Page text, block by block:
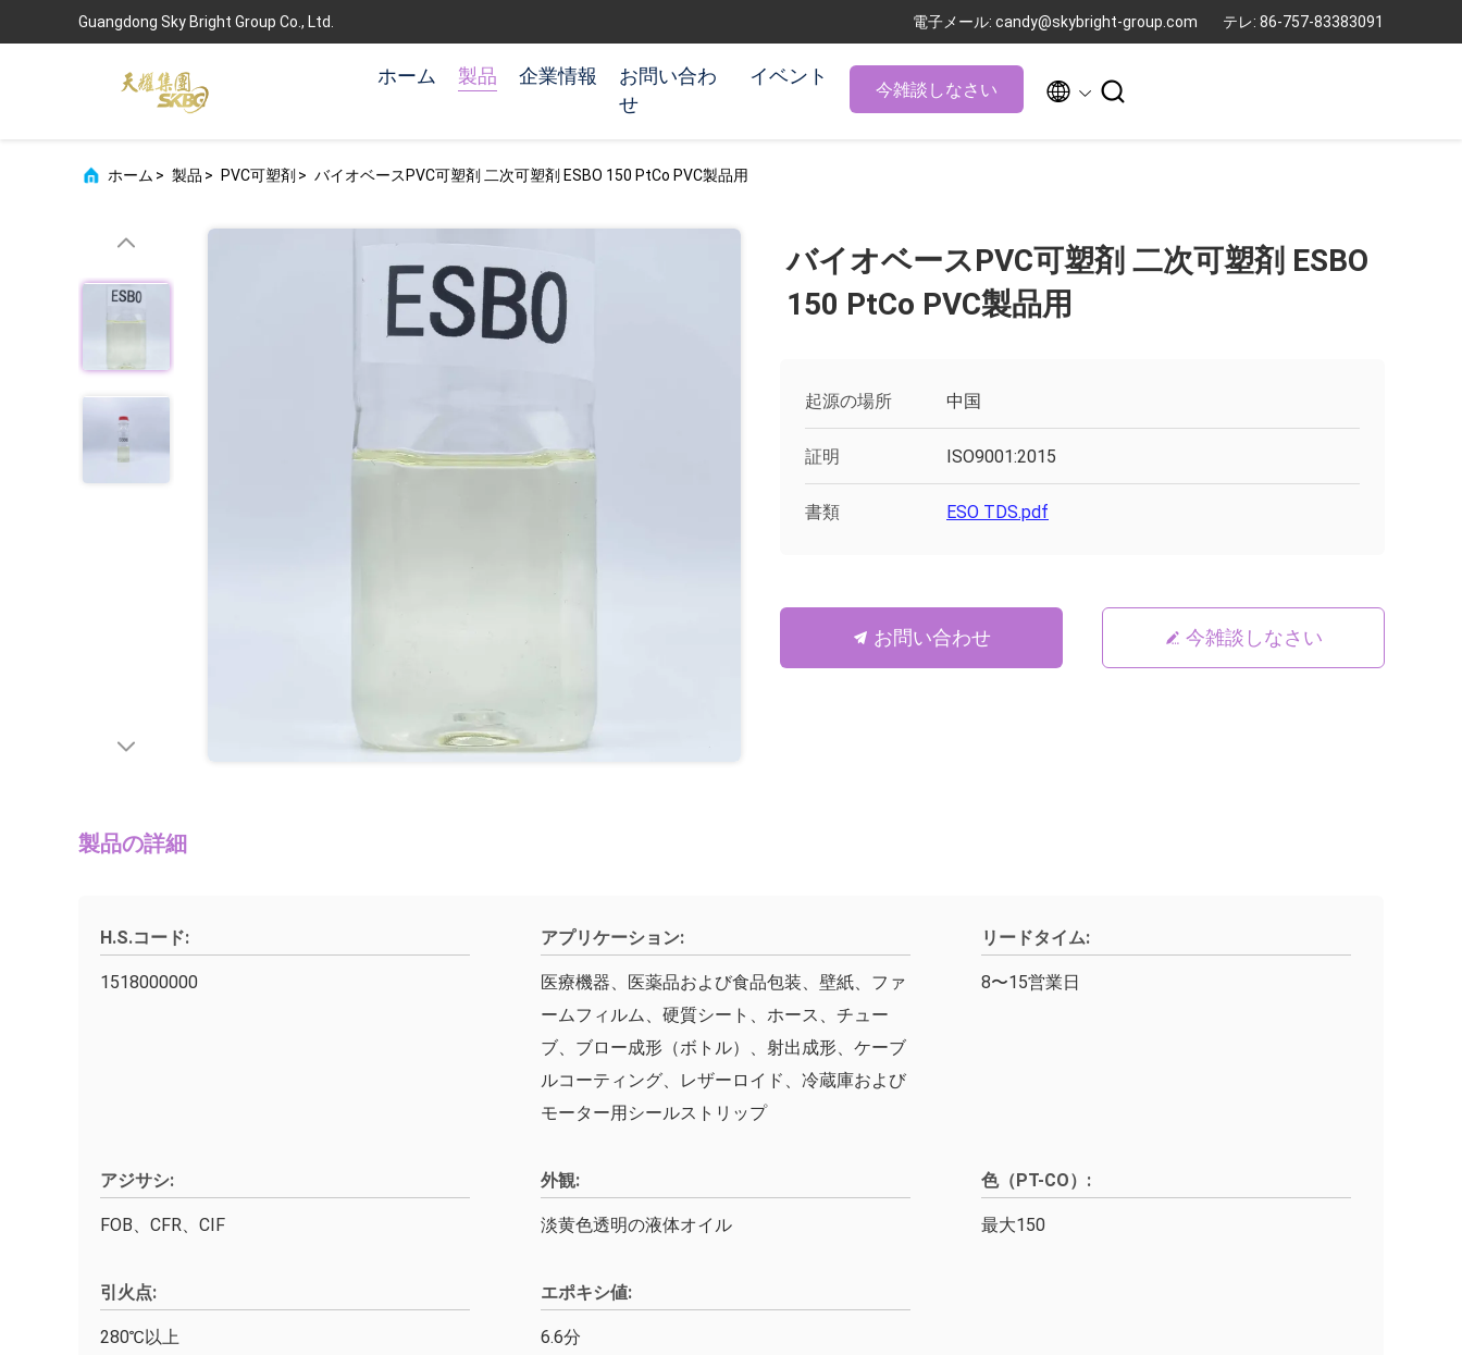
Guangdong Sky Bright Group Co., Ltd. 電子メール: candy@skybright-group.com テレ: 86-757-83383091
ホーム 製品 企業情報
お問い合わ
せ
イベント
今雑談しなさい  
ホーム > 製品 > PVC可塑剤 > バイオベースPVC可塑剤 二次可塑剤 ESBO 150 PtCo PVC製品用
バイオベースPVC可塑剤 二次可塑剤 ESBO
150 PtCo PVC製品用
起源の場所 中国
証明 ISO9001:2015
書類 ESO TDS.pdf
お問い合わせ 今雑談しなさい
製品の詳細
H.S.コード:
1518000000
アプリケーション:
医療機器、医薬品および食品包装、壁紙、ファ
ームフィルム、硬質シート、ホース、チュー
ブ、ブロー成形（ボトル）、射出成形、ケーブ
ルコーティング、レザーロイド、冷蔵庫および
モーター用シールストリップ
リードタイム:
8〜15営業日
アジサシ:
FOB、CFR、CIF
外観:
淡黄色透明の液体オイル
色（PT-CO）:
最大150
引火点:
280℃以上
エポキシ値:
6.6分